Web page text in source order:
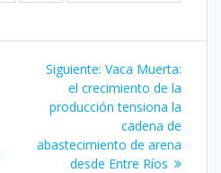
Siguiente: Siguiente
entrada:
Vaca Muerta:
el crecimiento de la
producción tensiona la
cadena de
abastecimiento de arena
desde Entre Ríos